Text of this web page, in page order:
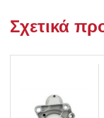
Σχετικά